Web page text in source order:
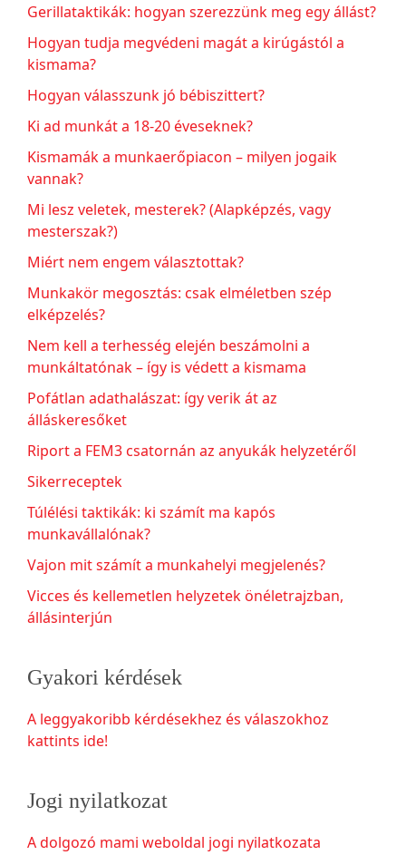
Gerillataktikák: hogyan szerezzünk meg egy állást?
Hogyan tudja megvédeni magát a kirúgástól a
kismama?
Hogyan válasszunk jó bébiszittert?
Ki ad munkát a 18-20 éveseknek?
Kismamák a munkaerőpiacon – milyen jogaik
vannak?
Mi lesz veletek, mesterek? (Alapképzés, vagy
mesterszak?)
Miért nem engem választottak?
Munkakör megosztás: csak elméletben szép
elképzelés?
Nem kell a terhesség elején beszámolni a
munkáltatónak – így is védett a kismama
Pofátlan adathalászat: így verik át az
álláskeresőket
Riport a FEM3 csatornán az anyukák helyzetéről
Sikerreceptek
Túlélési taktikák: ki számít ma kapós
munkavállalónak?
Vajon mit számít a munkahelyi megjelenés?
Vicces és kellemetlen helyzetek önéletrajzban,
állásinterjún
Gyakori kérdések
A leggyakoribb kérdésekhez és válaszokhoz
kattints ide!
Jogi nyilatkozat
A dolgozó mami weboldal jogi nyilatkozata